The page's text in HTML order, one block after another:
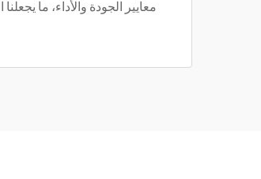
معايير الجودة والأداء، ما